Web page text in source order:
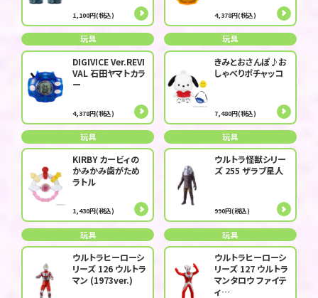
1,100円(税込) 4,378円(税込)
玩具
DIGIVICE Ver.REVI
VAL 石田ヤマトカラ
ー
4,378円(税込)
玩具
きみとおさんぽ♪お
しゃべりポチャッコ
7,480円(税込)
玩具
KIRBY カービィの
かみかみ歯がため
ラトル
1,430円(税込)
玩具
ウルトラ怪獣シリー
ズ 255 ザラブ星人
990円(税込)
玩具
ウルトラヒーローシ
リーズ 126 ウルトラ
マン (1973ver.)
玩具
ウルトラヒーローシ
リーズ 127 ウルトラ
マンタロウ ファイテ
ィ…